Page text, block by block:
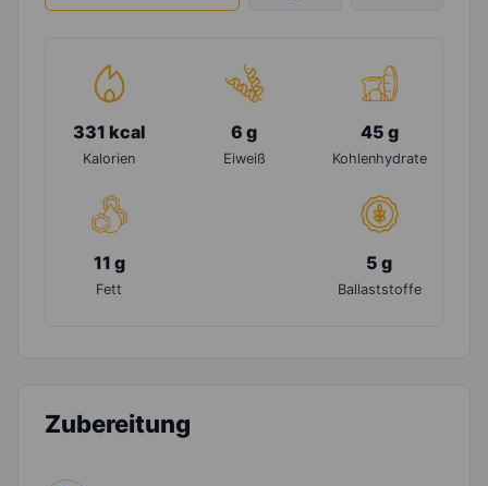
331 kcal
Kalorien
6 g
Eiweiß
45 g
Kohlenhydrate
11 g
Fett
5 g
Ballaststoffe
Zubereitung